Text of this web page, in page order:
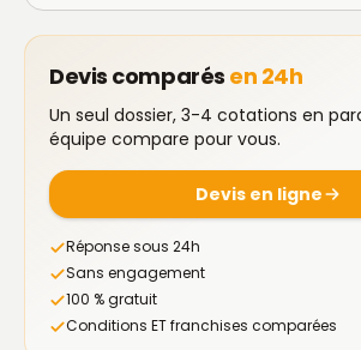
Devis comparés en 24h
Un seul dossier, 3-4 cotations en
équipe compare pour vous.
Devis en ligne
Réponse sous 24h
Sans engagement
100 % gratuit
Conditions ET franchises comparées